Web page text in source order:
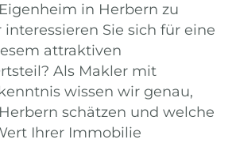
in Herbern zu
Sie sich für eine
attraktiven
Als Makler mit
wissen wir genau,
schätzen und welche
Ihrer Immobilie